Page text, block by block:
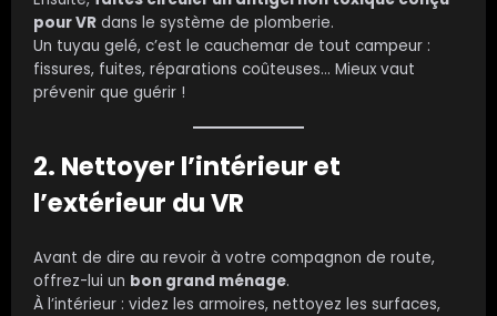
pour VR dans le système de plomberie.
Un tuyau gelé, c’est le cauchemar de tout campeur :
fissures, fuites, réparations coûteuses… Mieux vaut
prévenir que guérir !
2. Nettoyer l’intérieur et
l’extérieur du VR
Avant de dire au revoir à votre compagnon de route,
offrez-lui un bon grand ménage.
À l’intérieur : videz les armoires, nettoyez les surfaces,